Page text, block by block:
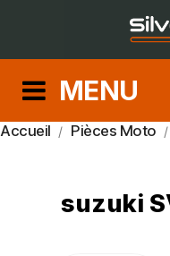
MENU
Accueil Pièces Moto
suzuki